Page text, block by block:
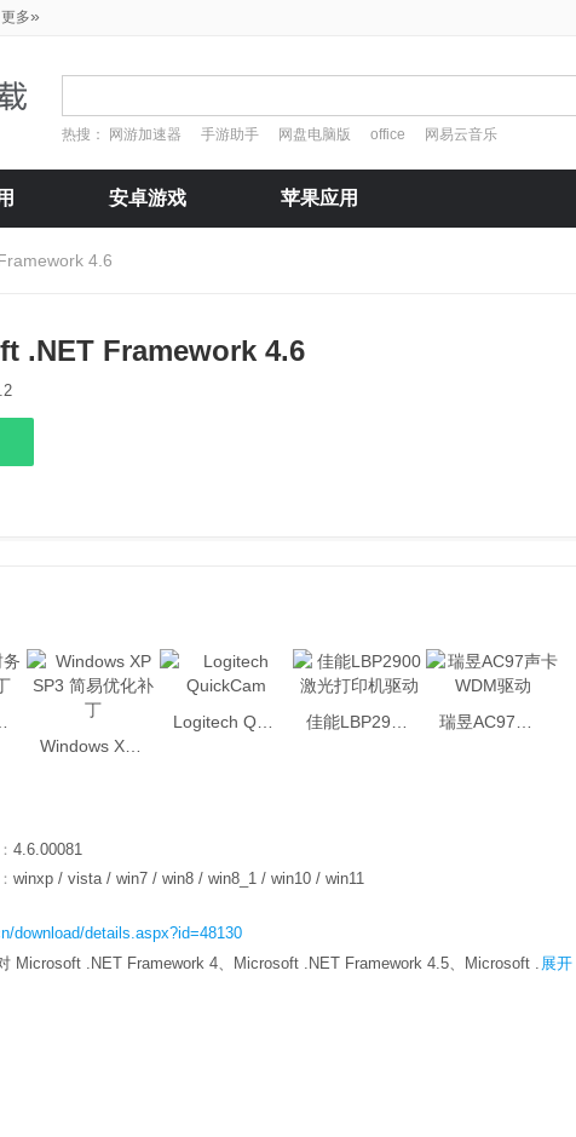
更多»
热搜： 网游加速器 手游助手 网盘电脑版 office 网易云音乐
安卓游戏 苹果应用
4.6
.NET Framework 4.6
4.6.00081
winxp / vista / win7 / win8 / win8_1 / win10 / win11
download/details.aspx?id=48130
Microsoft .NET Framework 4、Microsoft .NET Framework 4.5、Microsoft .N...
展开